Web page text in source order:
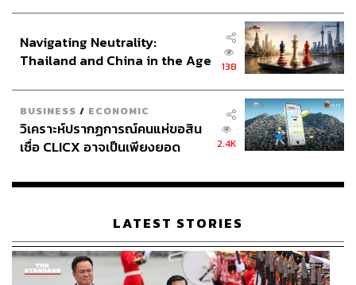
Navigating Neutrality:
Thailand and China in the Age
138
BUSINESS / ECONOMIC
วิเคราะห์ปรากฏการณ์คนแห่ขอสิน
เชื่อ CLICX อาจเป็นเพียงยอด
เรือนไทยที่ถูกซุกไว้
2.4K
LATEST STORIES